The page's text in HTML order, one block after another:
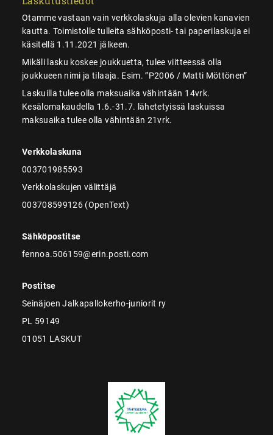
Otamme vastaan vain verkkolaskuja alla olevien kanavien
kautta. Toimistolle tulleita sähköposti- tai paperilaskuja ei
käsitellä 1.11.2021 jälkeen.
Mikäli lasku koskee joukkuetta, tulee viitteessä olla
joukkueen nimi ja tilaaja. Esim. ”P2006 / Matti Möttönen”
Laskuilla tulee olla maksuaika vähintään 14vrk.
Kesälomakaudella 1.6.-31.7. lähetetyissä laskuissa
maksuaika tulee olla vähintään 21vrk.
Verkkolaskuna
003701985593
Verkkolaskujen välittäjä
003708599126 (OpenText)
Sähköpostitse
fennoa.506159@erin.posti.com
Postitse
Seinäjoen Jalkapallokerho-juniorit ry
PL 59149
01051 LASKUT